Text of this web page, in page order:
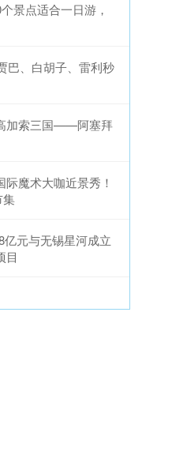
景点适合一日游，
巴、白胡子、雷利秒
加索三国——阿塞拜
魔术大咖近景秀！
集
元与无锡星河成立
目